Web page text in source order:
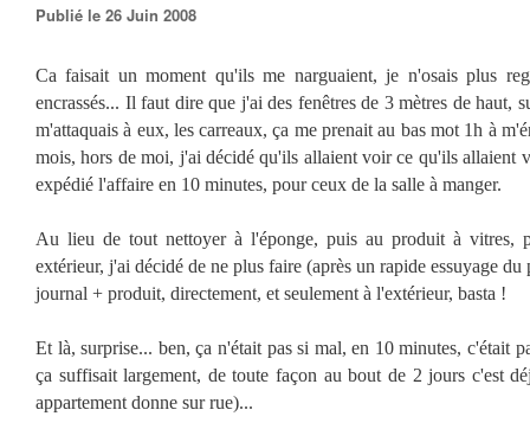
Publié le 26 Juin 2008
Ca faisait un moment qu'ils me narguaient, je n'osais plus
encrassés... Il faut dire que j'ai des fenêtres de 3 mètres de haut,
m'attaquais à eux, les carreaux, ça me prenait au bas mot 1h à
mois, hors de moi, j'ai décidé qu'ils allaient voir ce qu'ils allaient
expédié l'affaire en 10 minutes, pour ceux de la salle à manger.
Au lieu de tout nettoyer à l'éponge, puis au produit à vitres,
extérieur, j'ai décidé de ne plus faire (après un rapide essuyage
journal + produit, directement, et seulement à l'extérieur, basta !
Et là, surprise... ben, ça n'était pas si mal, en 10 minutes, c'était
ça suffisait largement, de toute façon au bout de 2 jours c'est
appartement donne sur rue)...